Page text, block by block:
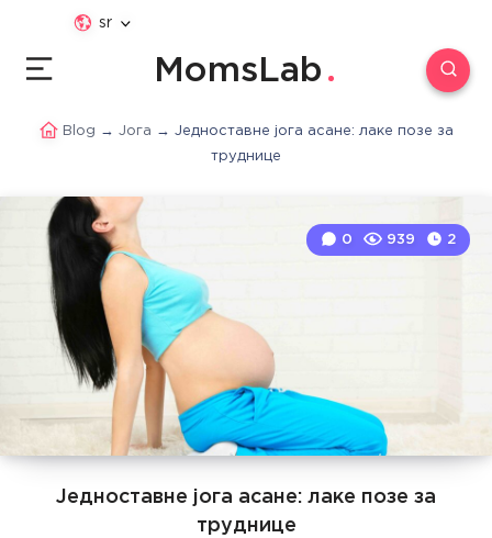
sr
MomsLab
Blog → Јога → Једноставне јога асане: лаке позе за
труднице
Једноставне јога асане: лаке позе за
труднице
0 939 2